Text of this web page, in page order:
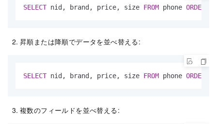
SELECT nid, brand, price, size FROM phone ORDER
昇順または降順でデータを並べ替える:
SELECT nid, brand, price, size FROM phone ORDER
複数のフィールドを並べ替える: